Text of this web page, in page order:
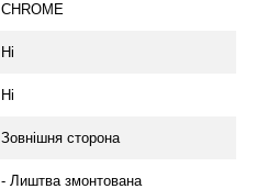
CHROME
Ні
Ні
Зовнішня сторона
- Лиштва змонтована